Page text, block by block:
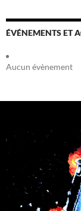
ÉVÉNEMENTS ET
Aucun évènement